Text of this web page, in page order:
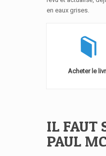
en eaux grises.
Acheter le
IL FAUT
PAUL